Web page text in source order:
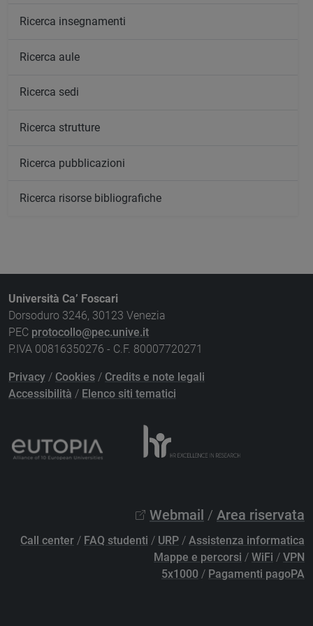
Ricerca insegnamenti
Ricerca aule
Ricerca sedi
Ricerca strutture
Ricerca pubblicazioni
Ricerca risorse bibliografiche
Università Ca’ Foscari
Dorsoduro 3246, 30123 Venezia
PEC protocollo@pec.unive.it
P.IVA 00816350276 - C.F. 80007720271
Privacy / Cookies / Credits e note legali
Accessibilità / Elenco siti tematici
Webmail / Area riservata
Call center / FAQ studenti / URP / Assistenza informatica
Mappe e percorsi / WiFi / VPN
5x1000 / Pagamenti pagoPA